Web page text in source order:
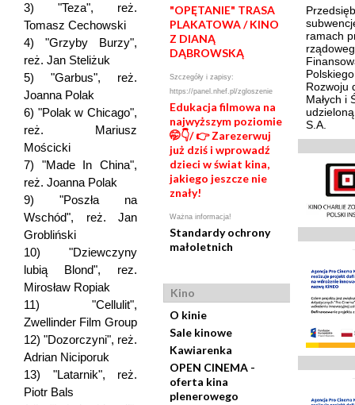
3) "Teza", reż.
Tomasz Cechowski
4) "Grzyby Burzy",
reż. Jan Steliżuk
5) "Garbus", reż.
Joanna Polak
6) "Polak w Chicago",
reż. Mariusz
Mościcki
7) "Made In China",
reż. Joanna Polak
9) "Poszła na
Wschód", reż. Jan
Grobliński
10) "Dziewczyny
lubią Blond", rez.
Mirosław Ropiak
11) "Cellulit",
Zwellinder Film Group
12) "Dozorczyni", reż.
Adrian Niciporuk
13) "Latarnik", reż.
Piotr Bals
"OPĘTANIE" TRASA
PLAKATOWA / KINO
Z DIANĄ
DĄBROWSKĄ
Szczegóły i zapisy:
https://panel.nhef.pl/zgloszenie
Edukacja filmowa na
najwyższym poziomie
🤭👇/ 👉 Zarezerwuj
już dziś i wprowadź
dzieci w świat kina,
jakiego jeszcze nie
znały!
Ważna informacja!
Standardy ochrony
małoletnich
Kino
O kinie
Sale kinowe
Kawiarenka
OPEN CINEMA -
oferta kina
plenerowego
ramach
Rozwoju
Małych i
S.A.